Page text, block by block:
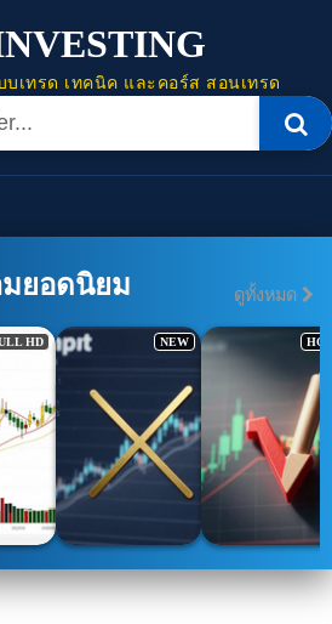
บเทรด เทคนิค และคอร์ส สอนเทรด
ยอดนิยม ดูทั้งหมด
NEW HOT NEW